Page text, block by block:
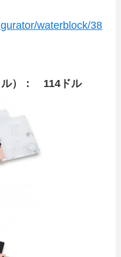
waterblock/38
ル）： 114ドル